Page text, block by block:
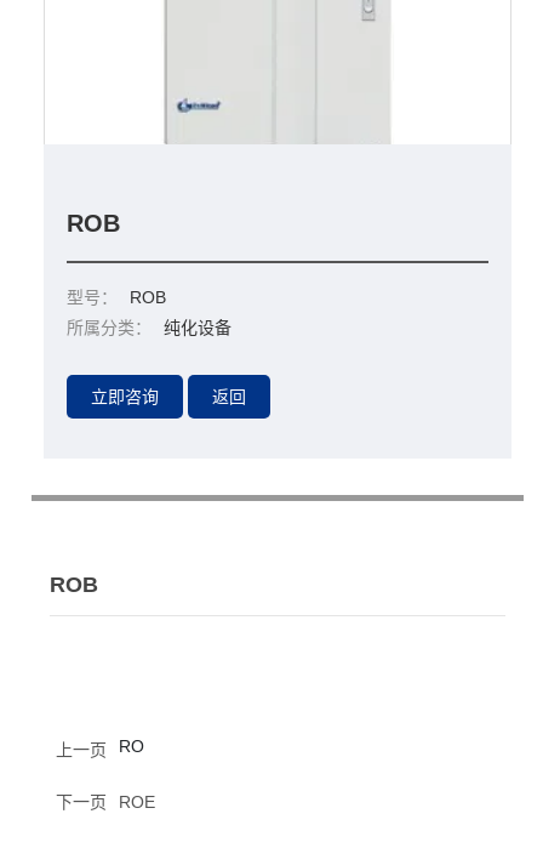
ROB
型号：
ROB
所属分类：
纯化设备
ROB
上一页 RO
下一页 ROE